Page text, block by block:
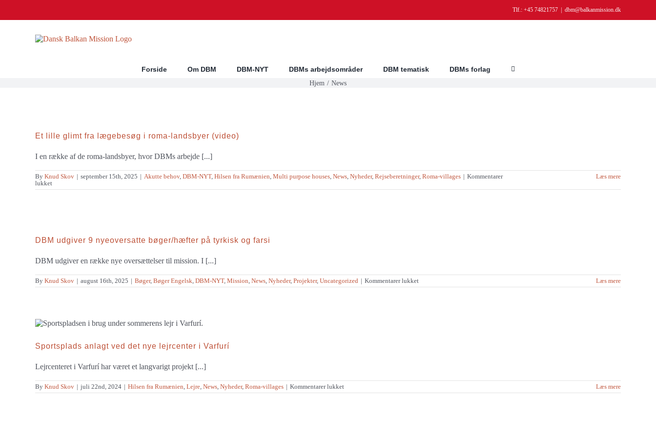
content
Tlf.: +45 74821757 dbm@balkanmission.dk
Forside Om DBM DBM-NYT DBMs arbejdsområder DBM tematisk DBMs forlag
Hjem News
Et lille glimt fra lægebesøg i roma-landsbyer (video)
I en række af de roma-landsbyer, hvor DBMs arbejde [...]
By Knud Skov | september 15th, 2025 | Akutte behov, DBM-NYT, Hilsen fra Rumænien, Multi purpose houses, News, Nyheder, Rejseberetninger, Roma-villages | Kommentarer
lukkettil
Et
landsbyer
(video)
Læs mere
DBM udgiver 9 nyeoversatte bøger/hæfter på tyrkisk og farsi
DBM udgiver en række nye oversættelser til mission. I [...]
By Knud Skov | august 16th, 2025 | Bøger, Bøger Engelsk, DBM-NYT, Mission, News, Nyheder, Projekter, Uncategorized | Kommentarer lukkettil
DBM
Læs mere
Sportsplads anlagt ved det nye lejrcenter i Varfurí
Lejrcenteret i Varfurí har været et langvarigt projekt [...]
By Knud Skov | juli 22nd, 2024 | Hilsen fra Rumænien, Lejre, News, Nyheder, Roma-villages | Kommentarer lukkettil
Sportsplads
Læs mere